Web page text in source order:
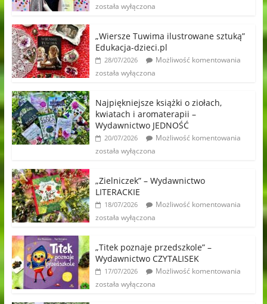
została wyłączona
„Wiersze Tuwima ilustrowane sztuką”
Edukacja-dzieci.pl
28/07/2026
Możliwość komentowania
została wyłączona
Najpiękniejsze książki o ziołach,
kwiatach i aromaterapii –
Wydawnictwo JEDNOŚĆ
20/07/2026
Możliwość komentowania
została wyłączona
„Zielniczek” – Wydawnictwo
LITERACKIE
18/07/2026
Możliwość komentowania
została wyłączona
„Titek poznaje przedszkole” –
Wydawnictwo CZYTALISEK
17/07/2026
Możliwość komentowania
została wyłączona